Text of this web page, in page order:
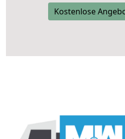
Kostenlose